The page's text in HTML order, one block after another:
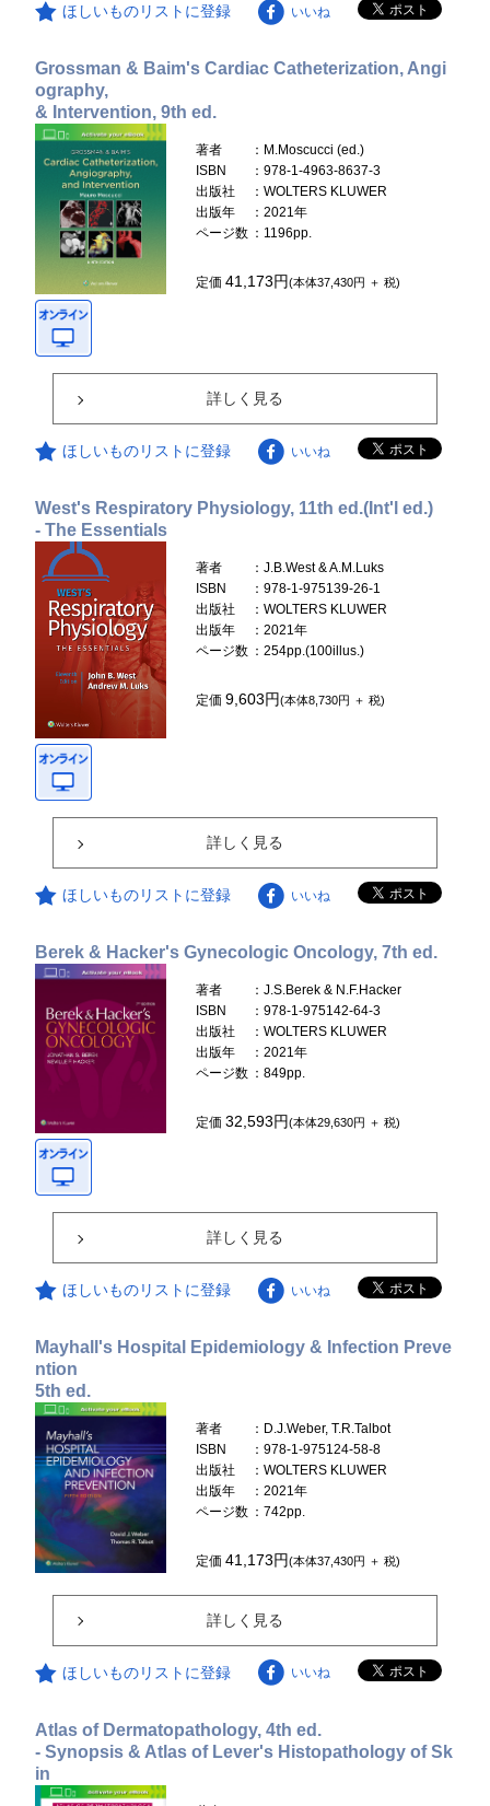
ほしいものリストに登録 いいね
Grossman & Baim's Cardiac Catheterization, Angi
ography,
& Intervention, 9th ed.
著者
：M.Moscucci (ed.)
ISBN
：978-1-4963-8637-3
出版社
：WOLTERS KLUWER
出版年
：2021年
ページ数 ：1196pp.
定価41,173円(本体37,430円 ＋ 税)
詳しく見る
ほしいものリストに登録 いいね
West's Respiratory Physiology, 11th ed.(Int'l ed.)
- The Essentials
著者
：J.B.West & A.M.Luks
ISBN
：978-1-975139-26-1
出版社
：WOLTERS KLUWER
出版年
：2021年
ページ数 ：254pp.(100illus.)
定価9,603円(本体8,730円 ＋ 税)
詳しく見る
ほしいものリストに登録 いいね
Berek & Hacker's Gynecologic Oncology, 7th ed.
著者
：J.S.Berek & N.F.Hacker
ISBN
：978-1-975142-64-3
出版社
：WOLTERS KLUWER
出版年
：2021年
ページ数 ：849pp.
定価32,593円(本体29,630円 ＋ 税)
詳しく見る
ほしいものリストに登録 いいね
Mayhall's Hospital Epidemiology & Infection Preve
ntion
5th ed.
著者
：D.J.Weber, T.R.Talbot
ISBN
：978-1-975124-58-8
出版社
：WOLTERS KLUWER
出版年
：2021年
ページ数 ：742pp.
定価41,173円(本体37,430円 ＋ 税)
詳しく見る
ほしいものリストに登録 いいね
Atlas of Dermatopathology, 4th ed.
- Synopsis & Atlas of Lever's Histopathology of Sk
in